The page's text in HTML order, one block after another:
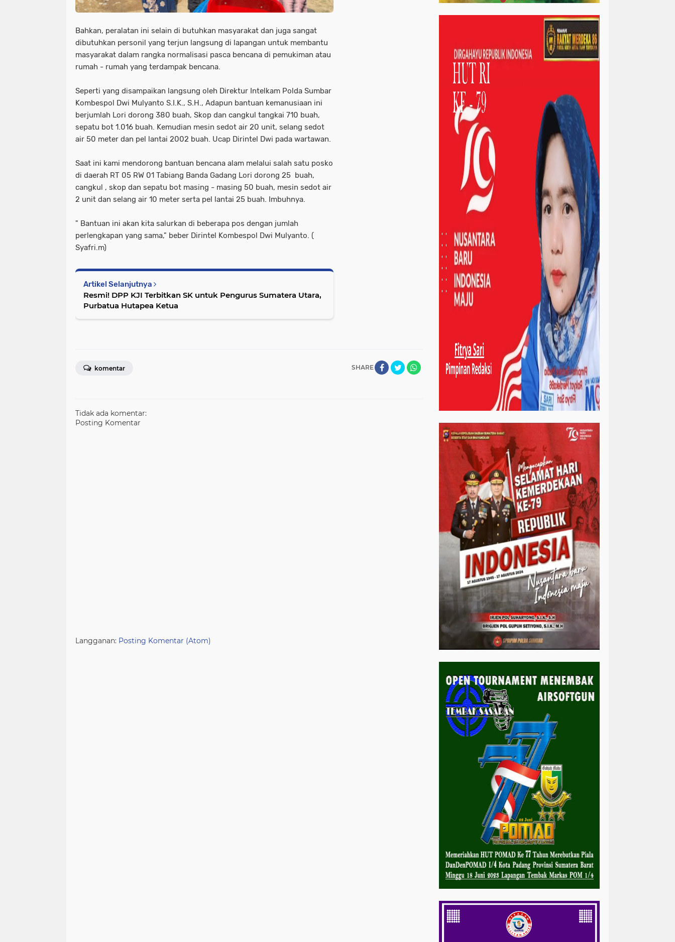
Bahkan, peralatan ini selain di butuhkan masyarakat dan juga sangat
dibutuhkan personil yang terjun langsung di lapangan untuk membantu
masyarakat dalam rangka normalisasi pasca bencana di pemukiman atau
rumah - rumah yang terdampak bencana.
Seperti yang disampaikan langsung oleh Direktur Intelkam Polda Sumbar
Kombespol Dwi Mulyanto S.I.K., S.H., Adapun bantuan kemanusiaan ini
berjumlah Lori dorong 380 buah, Skop dan cangkul tangkai 710 buah,
sepatu bot 1.016 buah. Kemudian mesin sedot air 20 unit, selang sedot
air 50 meter dan pel lantai 2002 buah. Ucap Dirintel Dwi pada wartawan.
Saat ini kami mendorong bantuan bencana alam melalui salah satu posko
di daerah RT 05 RW 01 Tabiang Banda Gadang Lori dorong 25 buah,
cangkul , skop dan sepatu bot masing - masing 50 buah, mesin sedot air
2 unit dan selang air 10 meter serta pel lantai 25 buah. Imbuhnya.
" Bantuan ini akan kita salurkan di beberapa pos dengan jumlah
perlengkapan yang sama," beber Dirintel Kombespol Dwi Mulyanto. (
Syafri.m)
Artikel Selanjutnya
Resmi! DPP KJI Terbitkan SK untuk Pengurus Sumatera Utara,
Purbatua Hutapea Ketua
SHARE
komentar
Tidak ada komentar:
Posting Komentar
Langganan: Posting Komentar (Atom)